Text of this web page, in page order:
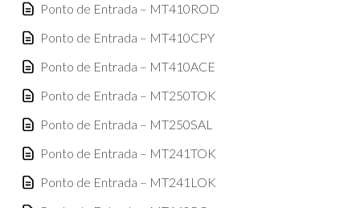
Ponto de Entrada – MT410ROD
Ponto de Entrada – MT410CPY
Ponto de Entrada – MT410ACE
Ponto de Entrada – MT250TOK
Ponto de Entrada – MT250SAL
Ponto de Entrada – MT241TOK
Ponto de Entrada – MT241LOK